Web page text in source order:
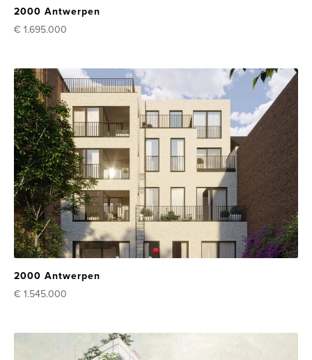
2000 Antwerpen
€ 1.695.000
2000 Antwerpen
€ 1.545.000